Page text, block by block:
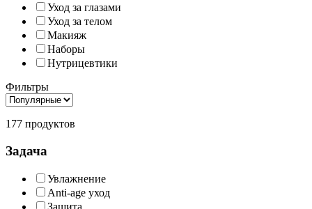
Уход за глазами
Уход за телом
Макияж
Наборы
Нутрицевтики
Фильтры
177 продуктов
Задача
Увлажнение
Anti-age уход